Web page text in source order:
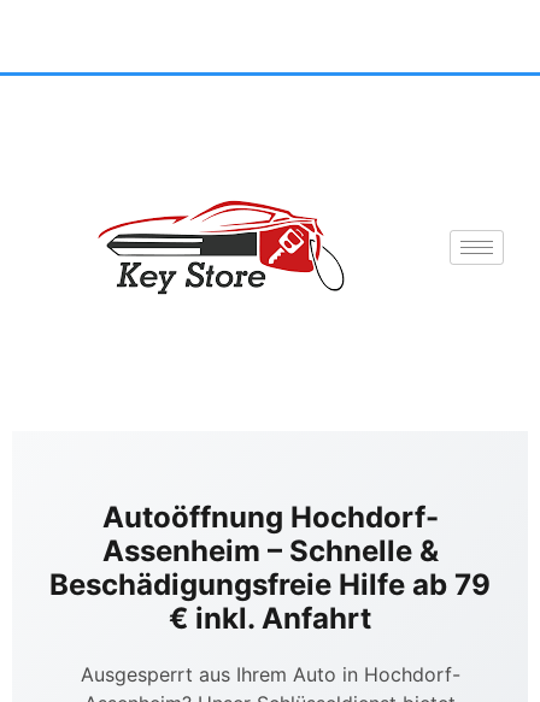
Autoöffnung Hochdorf-
Assenheim – Schnelle &
Beschädigungsfreie Hilfe ab 79
€ inkl. Anfahrt
Ausgesperrt aus Ihrem Auto in Hochdorf-